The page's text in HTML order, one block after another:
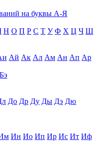
на буквы А-Я
Н О П Р С Т У Ф Х Ц Ч Ш
Ай Ак Ал Ам Ан Ап Ар
Бэ
До Др Ду Ды Дэ Дю
Ин Ио Ип Ир Ис Ит Иф